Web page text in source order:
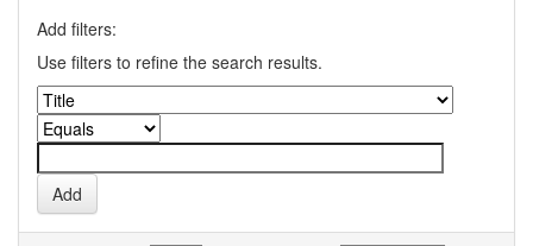
Add filters:
Use filters to refine the search results.